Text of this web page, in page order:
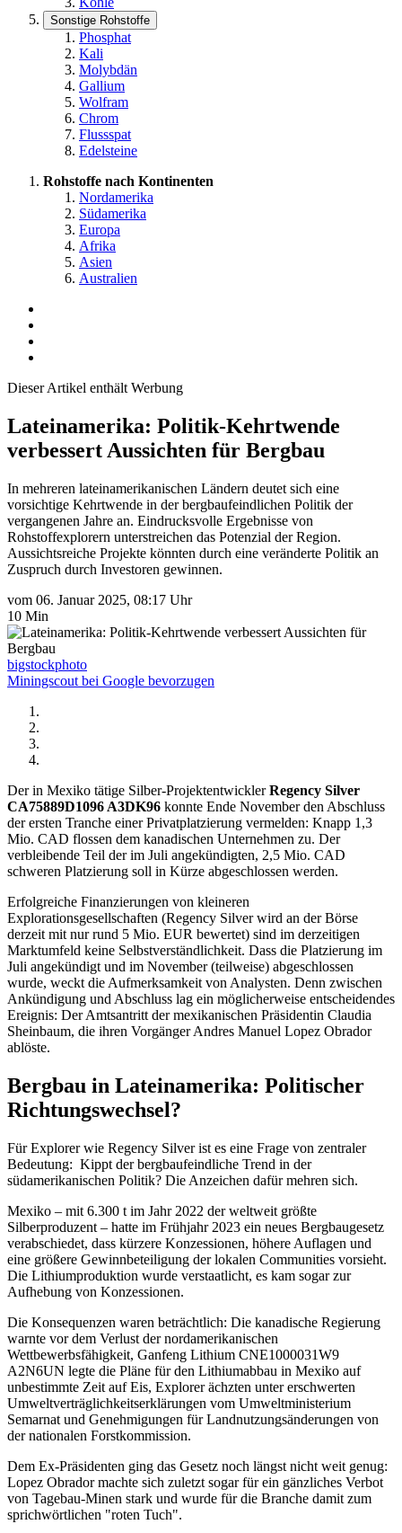
Sonstige Rohstoffe
Phosphat
Kali
Molybdän
Gallium
Wolfram
Chrom
Flussspat
Edelsteine
Rohstoffe nach Kontinenten
Nordamerika
Südamerika
Europa
Afrika
Asien
Australien
Dieser Artikel enthält Werbung
Lateinamerika: Politik-Kehrtwende
verbessert Aussichten für Bergbau
In mehreren lateinamerikanischen Ländern deutet sich eine
vorsichtige Kehrtwende in der bergbaufeindlichen Politik der
vergangenen Jahre an. Eindrucksvolle Ergebnisse von
Rohstoffexplorern unterstreichen das Potenzial der Region.
Aussichtsreiche Projekte könnten durch eine veränderte Politik an
Zuspruch durch Investoren gewinnen.
vom 06. Januar 2025, 08:17 Uhr
10 Min
bigstockphoto
Miningscout bei Google bevorzugen
Der in Mexiko tätige Silber-ProjektentwicklerRegency Silver
CA75889D1096 A3DK96 konnte Ende November den Abschluss
der ersten Tranche einer Privatplatzierung vermelden: Knapp 1,3
Mio. CAD flossen dem kanadischen Unternehmen zu. Der
verbleibende Teil der im Juli angekündigten, 2,5 Mio. CAD
schweren Platzierung soll in Kürze abgeschlossen werden.
Erfolgreiche Finanzierungen von kleineren
Explorationsgesellschaften (Regency Silver wird an der Börse
derzeit mit nur rund 5 Mio. EUR bewertet) sind im derzeitigen
Marktumfeld keine Selbstverständlichkeit. Dass die Platzierung im
Juli angekündigt und im November (teilweise) abgeschlossen
wurde, weckt die Aufmerksamkeit von Analysten. Denn zwischen
Ankündigung und Abschluss lag ein möglicherweise entscheidendes
Ereignis: Der Amtsantritt der mexikanischen Präsidentin Claudia
Sheinbaum, die ihren Vorgänger Andres Manuel Lopez Obrador
ablöste.
Bergbau in Lateinamerika: Politischer
Richtungswechsel?
Für Explorer wie Regency Silver ist es eine Frage von zentraler
Bedeutung: Kippt der bergbaufeindliche Trend in der
südamerikanischen Politik? Die Anzeichen dafür mehren sich.
Mexiko – mit 6.300 t im Jahr 2022 der weltweit größte
Silberproduzent – hatte im Frühjahr 2023 ein neues Bergbaugesetz
verabschiedet, dass kürzere Konzessionen, höhere Auflagen und
eine größere Gewinnbeteiligung der lokalen Communities vorsieht.
Die Lithiumproduktion wurde verstaatlicht, es kam sogar zur
Aufhebung von Konzessionen.
Die Konsequenzen waren beträchtlich: Die kanadische Regierung
warnte vor dem Verlust der nordamerikanischen
Wettbewerbsfähigkeit, Ganfeng Lithium CNE1000031W9
A2N6UN legte die Pläne für den Lithiumabbau in Mexiko auf
unbestimmte Zeit auf Eis, Explorer ächzten unter erschwerten
Umweltverträglichkeitserklärungen vom Umweltministerium
Semarnat und Genehmigungen für Landnutzungsänderungen von
der nationalen Forstkommission.
Dem Ex-Präsidenten ging das Gesetz noch längst nicht weit genug:
Lopez Obrador machte sich zuletzt sogar für ein gänzliches Verbot
von Tagebau-Minen stark und wurde für die Branche damit zum
sprichwörtlichen "roten Tuch".